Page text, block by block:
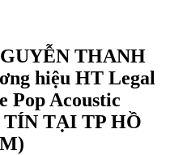
THANH
hiệu HT Legal
Pop Acoustic
TẠI TP HỒ